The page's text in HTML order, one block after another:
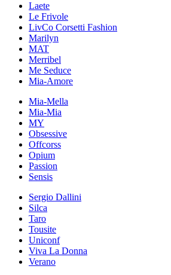
Laete
Le Frivole
LivCo Corsetti Fashion
Marilyn
MAT
Merribel
Me Seduce
Mia-Amore
Mia-Mella
Mia-Mia
MY
Obsessive
Offcorss
Opium
Passion
Sensis
Sergio Dallini
Silca
Taro
Tousite
Uniconf
Viva La Donna
Verano